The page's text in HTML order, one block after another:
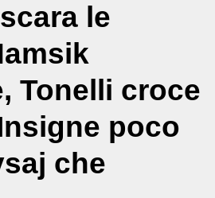
le
Tonelli croce
poco
che